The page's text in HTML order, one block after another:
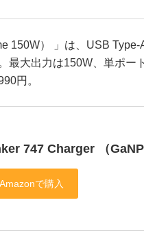
150W） 」は、USB Type-
最大出力は150W、単ポー
円。
747 Charger （